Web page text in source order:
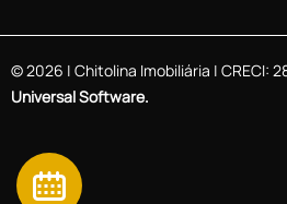
© 2026 | Chitolina Imobiliária | CRECI:
Universal Software.